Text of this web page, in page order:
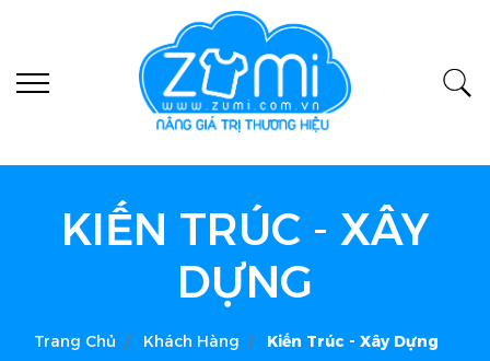
KIẾN TRÚC - XÂY
DỰNG
Trang Chủ Khách Hàng Kiến Trúc - Xây Dựng